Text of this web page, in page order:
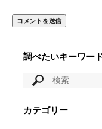
調べたいキーワー
カテゴリー